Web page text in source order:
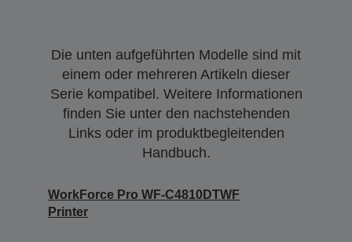
Die unten aufgeführten Modelle sind mit
einem oder mehreren Artikeln dieser
Serie kompatibel. Weitere Informationen
finden Sie unter den nachstehenden
Links oder im produktbegleitenden
Handbuch.
WorkForce Pro WF-C4810DTWF
Printer